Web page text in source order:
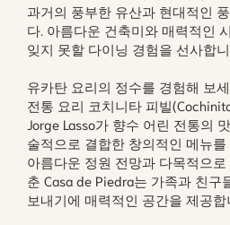
과거의 풍부한 유산과 현대적인
다. 아름다운 건축미와 매력적인
잊지 못할 다이닝 경험을 선사합니
유카탄 요리의 정수를 경험해 보
전통 요리 코치니타 피빌
Jorge Lasso가 향수 어린 전통의
술적으로 결합한 창의적인 메뉴
아름다운 정원 전망과 다목적으
춘 Casa de Piedra는 가족과 친구
보내기에 매력적인 공간을 제공합